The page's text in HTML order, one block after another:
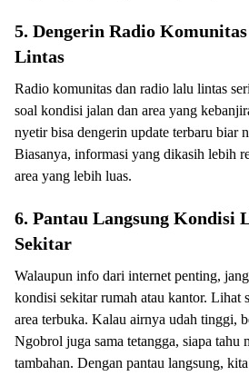
5. Dengerin Radio
Lintas
Radio komunitas dan radio lalu lintas
soal kondisi jalan dan area yang
nyetir bisa dengerin update terbaru biar
Biasanya, informasi yang dikasih lebih
area yang lebih luas.
6. Pantau Langsung Kondisi
Sekitar
Walaupun info dari internet penting,
kondisi sekitar rumah atau kantor. Lihat
area terbuka. Kalau airnya udah tinggi,
Ngobrol juga sama tetangga, siapa tahu
tambahan. Dengan pantau langsung,